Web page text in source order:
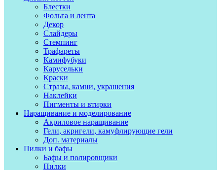
Блестки
Фольга и лента
Декор
Слайдеры
Стемпинг
Трафареты
Камифубуки
Карусельки
Краски
Стразы, камни, украшения
Наклейки
Пигменты и втирки
Наращивание и моделирование
Акриловое наращивание
Гели, акригели, камуфлирующие гели
Доп. материалы
Пилки и бафы
Бафы и полировщики
Пилки